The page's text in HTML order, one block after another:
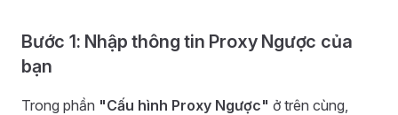
Bước 1: Nhập thông tin Proxy Ngược của
bạn
Trong phần "Cấu hình Proxy Ngược" ở trên cùng,